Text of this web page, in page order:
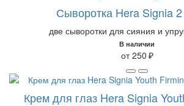
Сыворотка Hera Signia
две сыворотки для сияния и
В наличии
от 250 ₽
Крем для глаз Hera Signia